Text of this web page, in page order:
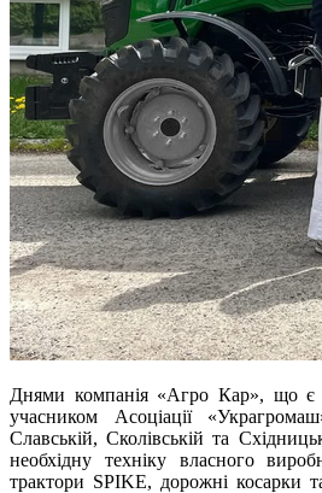
Днями компанія «Агро Кар», що
учасником Асоціації
Славській, Сколівській та
необхідну техніку власного
трактори SPIKE, дорожні косарки